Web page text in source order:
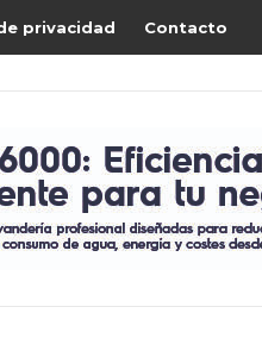
privacidad Contacto